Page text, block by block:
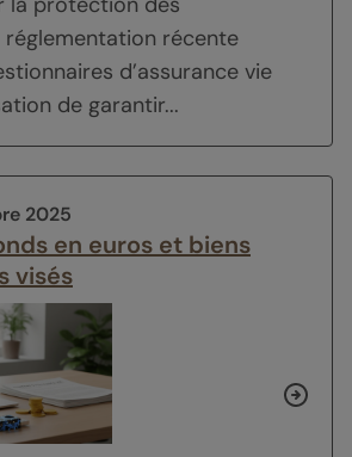
réglementation récente
d’assurance vie
de garantir...
2025
en euros et biens
visés